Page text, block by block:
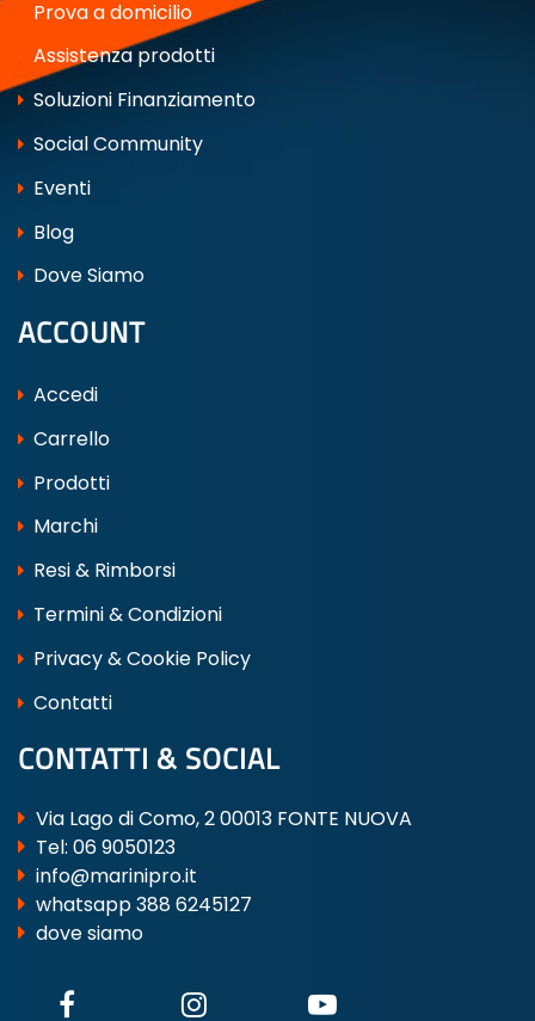
Prova a domicilio
Assistenza prodotti
Soluzioni Finanziamento
Social Community
Eventi
Blog
Dove Siamo
ACCOUNT
Accedi
Carrello
Prodotti
Marchi
Resi & Rimborsi
Termini & Condizioni
Privacy & Cookie Policy
Contatti
CONTATTI & SOCIAL
Via Lago di Como, 2 00013 FONTE NUOVA
Tel: 06 9050123
info@marinipro.it
whatsapp 388 6245127
dove siamo